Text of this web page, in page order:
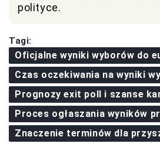
polityce.
Tagi:
Oficjalne wyniki wyborów do
Czas oczekiwania na wyniki
Prognozy exit poll i szanse
Proces ogłaszania wyników
Znaczenie terminów dla